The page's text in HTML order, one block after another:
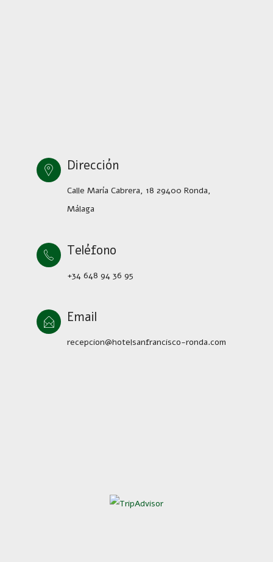
Dirección
Calle María Cabrera, 18 29400 Ronda,
Málaga
Teléfono
+34 648 94 36 95
Email
recepcion@hotelsanfrancisco-ronda.com